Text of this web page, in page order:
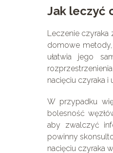
Jak leczyć
Leczenie czyraka
domowe metody,
ułatwia jego
nacięciu czyraka i
W przypadku
bolesność
aby zwalczyć
powinny
nacięciu czyraka